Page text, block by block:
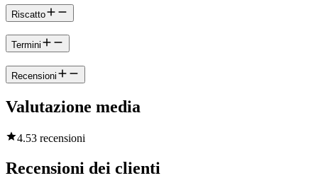
Riscatto
Termini
Recensioni
Valutazione media
4.53 recensioni
Recensioni dei clienti